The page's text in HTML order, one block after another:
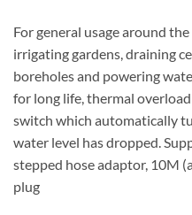
For general usage around
irrigating gardens, draining
boreholes and powering
for long life, thermal
switch which automatically
water level has dropped.
stepped hose adaptor, 10M
plug